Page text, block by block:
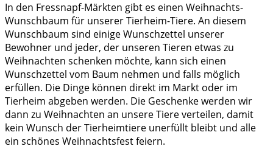
In den Fressnapf-Märkten gibt es einen Weihnachts-
Wunschbaum für unserer Tierheim-Tiere. An diesem
Wunschbaum sind einige Wunschzettel unserer
Bewohner und jeder, der unseren Tieren etwas zu
Weihnachten schenken möchte, kann sich einen
Wunschzettel vom Baum nehmen und falls möglich
erfüllen. Die Dinge können direkt im Markt oder im
Tierheim abgeben werden. Die Geschenke werden wir
dann zu Weihnachten an unsere Tiere verteilen, damit
kein Wunsch der Tierheimtiere unerfüllt bleibt und alle
ein schönes Weihnachtsfest feiern.